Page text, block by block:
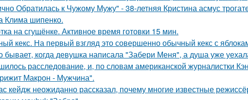
Обратилась к Чужому Мужу" - 38-летняя Кристина асмус
Клима шипенко.
на сгущёнке. Активное время готовки 15 мин.
кекс. На первый взгляд это совершенно обычный кекс с
бывает, когда девушка написала "Забери Меня", а душа уже
расследование, и, по словам американской журналистки
Макрон - Мужчина".
кейдж неожиданно рассказал, почему многие известные